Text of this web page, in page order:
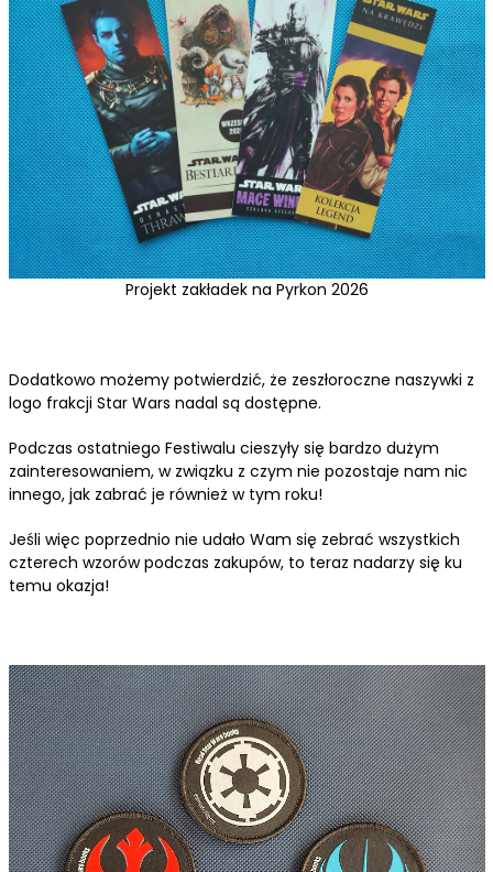
Projekt zakładek na Pyrkon 2026
Dodatkowo możemy potwierdzić, że zeszłoroczne naszywki z
logo frakcji Star Wars nadal są dostępne.
Podczas ostatniego Festiwalu cieszyły się bardzo dużym
zainteresowaniem, w związku z czym nie pozostaje nam nic
innego, jak zabrać je również w tym roku!
Jeśli więc poprzednio nie udało Wam się zebrać wszystkich
czterech wzorów podczas zakupów, to teraz nadarzy się ku
temu okazja!